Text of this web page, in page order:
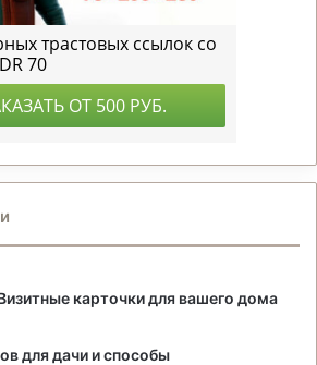
карточки для вашего дома
для дачи и способы